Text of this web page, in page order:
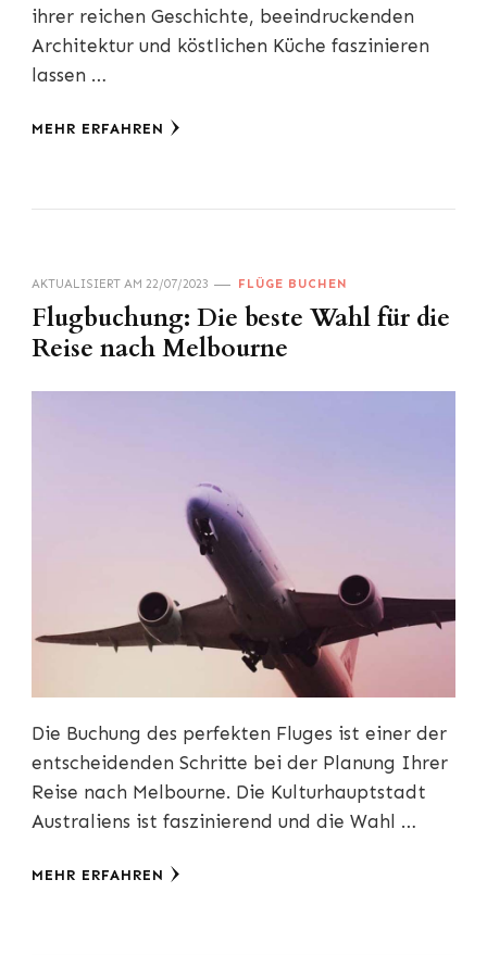
ihrer reichen Geschichte, beeindruckenden
Architektur und köstlichen Küche faszinieren
lassen …
MEHR ERFAHREN
AKTUALISIERT AM 22/07/2023 FLÜGE BUCHEN
Flugbuchung: Die beste Wahl für die
Reise nach Melbourne
Die Buchung des perfekten Fluges ist einer der
entscheidenden Schritte bei der Planung Ihrer
Reise nach Melbourne. Die Kulturhauptstadt
Australiens ist faszinierend und die Wahl …
MEHR ERFAHREN